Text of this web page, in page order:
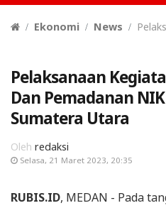
Ekonomi News
Pelaksanaan
Dan Pemadanan
Sumatera Utara
Oleh redaksi
Selasa, 21 Maret 2023, 20:35
RUBIS.ID, MEDAN - Pada